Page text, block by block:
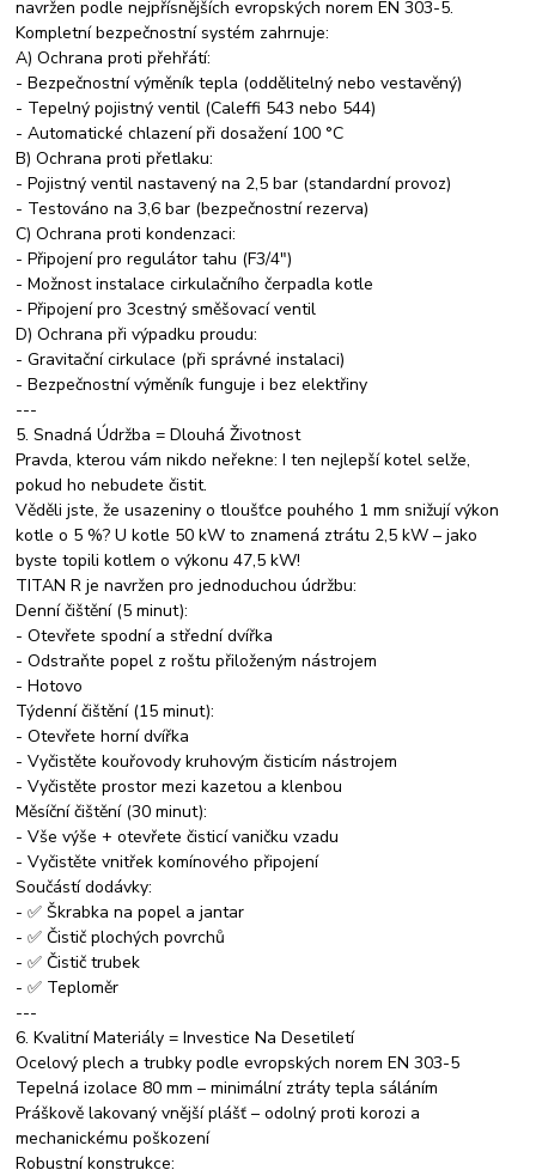
navržen podle nejpřísnějších evropských norem EN 303-5.
Kompletní bezpečnostní systém zahrnuje:
A) Ochrana proti přehřátí:
- Bezpečnostní výměník tepla (oddělitelný nebo vestavěný)
- Tepelný pojistný ventil (Caleffi 543 nebo 544)
- Automatické chlazení při dosažení 100 °C
B) Ochrana proti přetlaku:
- Pojistný ventil nastavený na 2,5 bar (standardní provoz)
- Testováno na 3,6 bar (bezpečnostní rezerva)
C) Ochrana proti kondenzaci:
- Připojení pro regulátor tahu (F3/4")
- Možnost instalace cirkulačního čerpadla kotle
- Připojení pro 3cestný směšovací ventil
D) Ochrana při výpadku proudu:
- Gravitační cirkulace (při správné instalaci)
- Bezpečnostní výměník funguje i bez elektřiny
---
5. Snadná Údržba = Dlouhá Životnost
Pravda, kterou vám nikdo neřekne: I ten nejlepší kotel selže,
pokud ho nebudete čistit.
Věděli jste, že usazeniny o tloušťce pouhého 1 mm snižují výkon
kotle o 5 %? U kotle 50 kW to znamená ztrátu 2,5 kW – jako
byste topili kotlem o výkonu 47,5 kW!
TITAN R je navržen pro jednoduchou údržbu:
Denní čištění (5 minut):
- Otevřete spodní a střední dvířka
- Odstraňte popel z roštu přiloženým nástrojem
- Hotovo
Týdenní čištění (15 minut):
- Otevřete horní dvířka
- Vyčistěte kouřovody kruhovým čisticím nástrojem
- Vyčistěte prostor mezi kazetou a klenbou
Měsíční čištění (30 minut):
- Vše výše + otevřete čisticí vaničku vzadu
- Vyčistěte vnitřek komínového připojení
Součástí dodávky:
- ✅ Škrabka na popel a jantar
- ✅ Čistič plochých povrchů
- ✅ Čistič trubek
- ✅ Teploměr
---
6. Kvalitní Materiály = Investice Na Desetiletí
Ocelový plech a trubky podle evropských norem EN 303-5
Tepelná izolace 80 mm – minimální ztráty tepla sáláním
Práškově lakovaný vnější plášť – odolný proti korozi a
mechanickému poškození
Robustní konstrukce: